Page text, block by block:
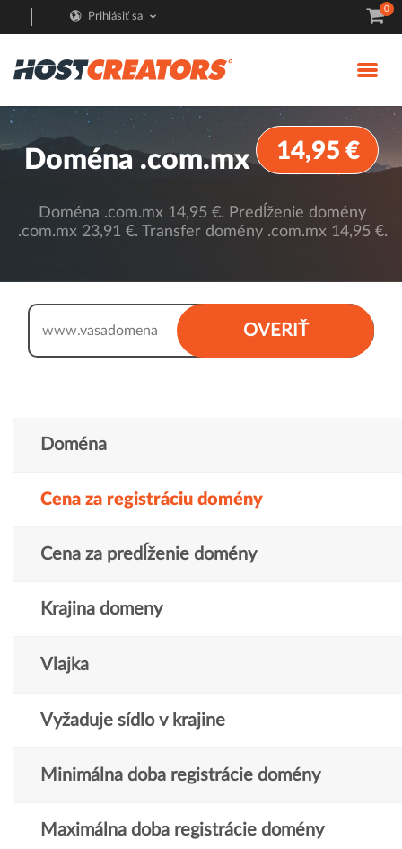
Prihlásiť sa
0
Doména .com.mx 14,95 €
Doména .com.mx 14,95 €. Predĺženie domény
.com.mx 23,91 €. Transfer domény .com.mx 14,95 €.
OVERIŤ
www.
Doména
Cena za registráciu domény
Cena za predĺženie domény
Krajina domeny
Vlajka
Vyžaduje sídlo v krajine
Minimálna doba registrácie domény
Maximálna doba registrácie domény